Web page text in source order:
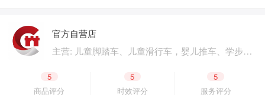
官方自营店
主营: 儿童脚踏车、儿童滑行车，婴儿推车、学步
品、户外用品，母婴用品、婴童用品，电子玩具、
益智玩具，公园设施、广场游乐，成人脚踏车、成
5
商品评分
5
时效评分
5
服务评分